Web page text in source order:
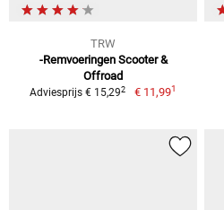
TRW
-Remvoeringen Scooter &
Offroad
Adviesprijs € 15,292 € 11,991